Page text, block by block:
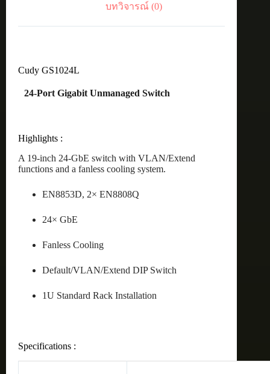
บทวิจารณ์ (0)
Cudy GS1024L
24-Port Gigabit Unmanaged Switch
Highlights :
A 19-inch 24-GbE switch with VLAN/Extend
functions and a fanless cooling system.
EN8853D, 2× EN8808Q
24× GbE
Fanless Cooling
Default/VLAN/Extend DIP Switch
1U Standard Rack Installation
Specifications :